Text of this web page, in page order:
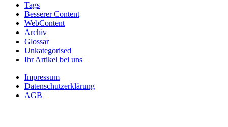
Tags
Besserer Content
WebContent
Archiv
Glossar
Unkategorised
Ihr Artikel bei uns
Impressum
Datenschutzerklärung
AGB